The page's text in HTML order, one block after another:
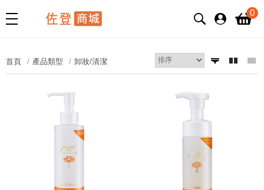
0
首頁 產品類型 卸妝/清潔